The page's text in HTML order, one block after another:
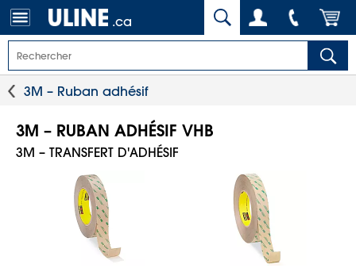
.ca
3M – Ruban adhésif
3M – RUBAN ADHÉSIF VHB
3M – TRANSFERT D'ADHÉSIF